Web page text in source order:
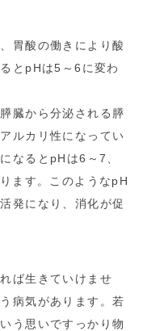
胃酸の働きにより酸
とpHは5～6に変わ
臓から分泌される膵
ルカリ性になってい
なるとpHは6～7、
ます。このようなpH
発になり、消化が促
ば生きていけませ
病気があります。若
う思いですっかり物